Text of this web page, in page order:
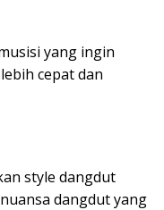
yang ingin
cepat dan
style dangdut
dangdut yang